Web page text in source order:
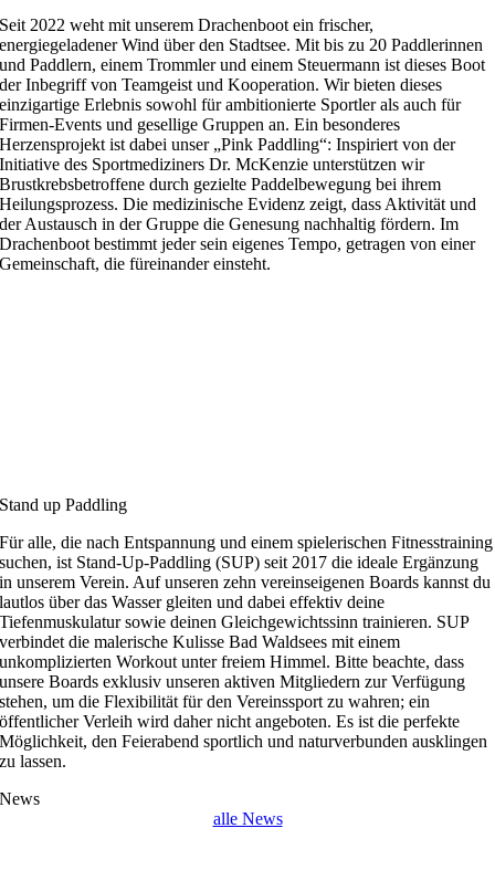
Seit 2022 weht mit unserem Drachenboot ein frischer,
energiegeladener Wind über den Stadtsee. Mit bis zu 20 Paddlerinnen
und Paddlern, einem Trommler und einem Steuermann ist dieses Boot
der Inbegriff von Teamgeist und Kooperation. Wir bieten dieses
einzigartige Erlebnis sowohl für ambitionierte Sportler als auch für
Firmen-Events und gesellige Gruppen an. Ein besonderes
Herzensprojekt ist dabei unser „Pink Paddling“: Inspiriert von der
Initiative des Sportmediziners Dr. McKenzie unterstützen wir
Brustkrebsbetroffene durch gezielte Paddelbewegung bei ihrem
Heilungsprozess. Die medizinische Evidenz zeigt, dass Aktivität und
der Austausch in der Gruppe die Genesung nachhaltig fördern. Im
Drachenboot bestimmt jeder sein eigenes Tempo, getragen von einer
Gemeinschaft, die füreinander einsteht.
Stand up Paddling
Für alle, die nach Entspannung und einem spielerischen Fitnesstraining
suchen, ist Stand-Up-Paddling (SUP) seit 2017 die ideale Ergänzung
in unserem Verein. Auf unseren zehn vereinseigenen Boards kannst du
lautlos über das Wasser gleiten und dabei effektiv deine
Tiefenmuskulatur sowie deinen Gleichgewichtssinn trainieren. SUP
verbindet die malerische Kulisse Bad Waldsees mit einem
unkomplizierten Workout unter freiem Himmel. Bitte beachte, dass
unsere Boards exklusiv unseren aktiven Mitgliedern zur Verfügung
stehen, um die Flexibilität für den Vereinssport zu wahren; ein
öffentlicher Verleih wird daher nicht angeboten. Es ist die perfekte
Möglichkeit, den Feierabend sportlich und naturverbunden ausklingen
zu lassen.
News
alle News